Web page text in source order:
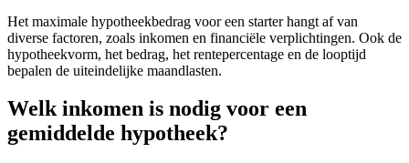
Het maximale hypotheekbedrag voor een starter hangt af van
diverse factoren, zoals inkomen en financiële verplichtingen. Ook de
hypotheekvorm, het bedrag, het rentepercentage en de looptijd
bepalen de uiteindelijke maandlasten.
Welk inkomen is nodig voor een
gemiddelde hypotheek?